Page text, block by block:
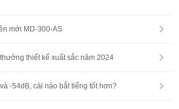
mới MD-300-AS
thiết kế xuất sắc năm 2024
-54dB, cái nào bắt tiếng tốt hơn?